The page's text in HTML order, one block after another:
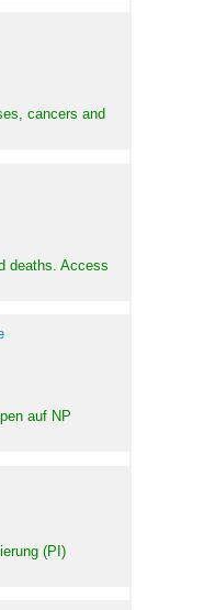
cancers and
deaths. Access
auf NP
(PI)